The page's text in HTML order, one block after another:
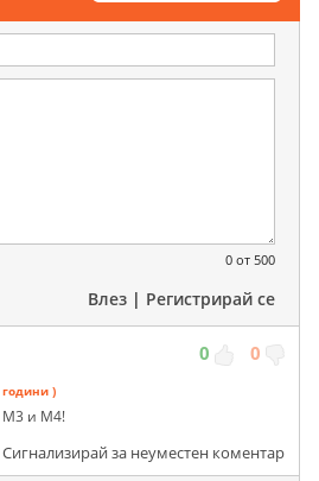
0 от 500
Влез | Регистрирай се
0 0
)
М3 и М4!
Сигнализирай за неуместен коментар